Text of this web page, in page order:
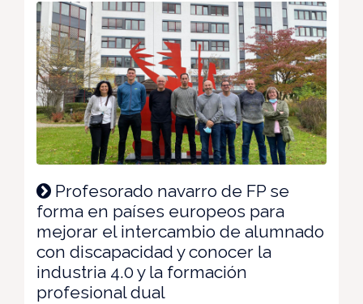
Profesorado navarro de FP se
forma en países europeos para
mejorar el intercambio de alumnado
con discapacidad y conocer la
industria 4.0 y la formación
profesional dual